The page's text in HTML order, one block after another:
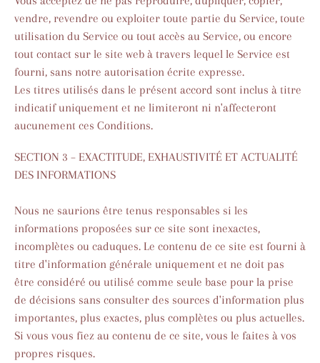
vendre, revendre ou exploiter toute partie du Service, toute
utilisation du Service ou tout accès au Service, ou encore
tout contact sur le site web à travers lequel le Service est
fourni, sans notre autorisation écrite expresse.
Les titres utilisés dans le présent accord sont inclus à titre
indicatif uniquement et ne limiteront ni n'affecteront
aucunement ces Conditions.
SECTION 3 – EXACTITUDE, EXHAUSTIVITÉ ET ACTUALITÉ
DES INFORMATIONS
Nous ne saurions être tenus responsables si les
informations proposées sur ce site sont inexactes,
incomplètes ou caduques. Le contenu de ce site est fourni à
titre d'information générale uniquement et ne doit pas
être considéré ou utilisé comme seule base pour la prise
de décisions sans consulter des sources d'information plus
importantes, plus exactes, plus complètes ou plus actuelles.
Si vous vous fiez au contenu de ce site, vous le faites à vos
propres risques.